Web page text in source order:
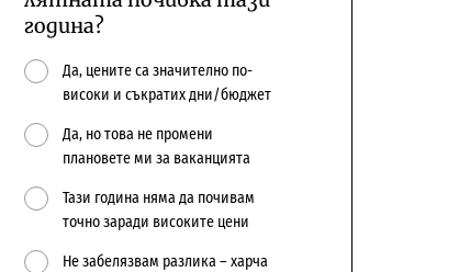
година?
Да, цените са значително по-
високи и съкратих дни/бюджет
Да, но това не промени
плановете ми за ваканцията
Тази година няма да почивам
точно заради високите цени
Не забелязвам разлика – харча